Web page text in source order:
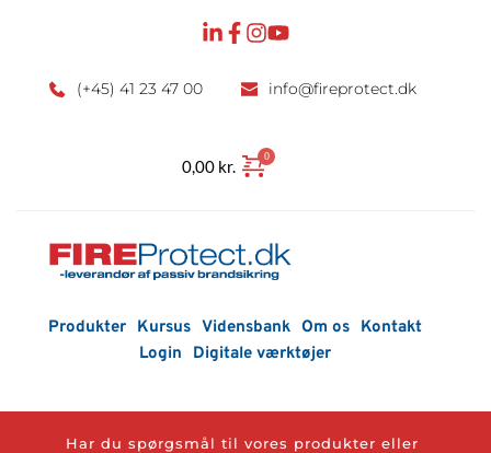
(+45) 41 23 47 00 info@fireprotect.dk
0,00 kr.
Produkter Kursus Vidensbank Om os
Kontakt
Login
Digitale værktøjer
Har du spørgsmål til vores produkter eller